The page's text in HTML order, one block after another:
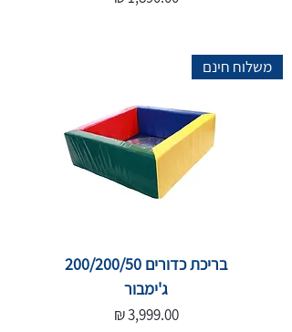
משלוח חינם
בריכת כדורים 200/200/50
ג'ימבור
מחיר‏3,999.00 ‏₪